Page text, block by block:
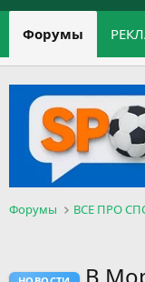
Форумы
Форумы ВСЕ ПРО